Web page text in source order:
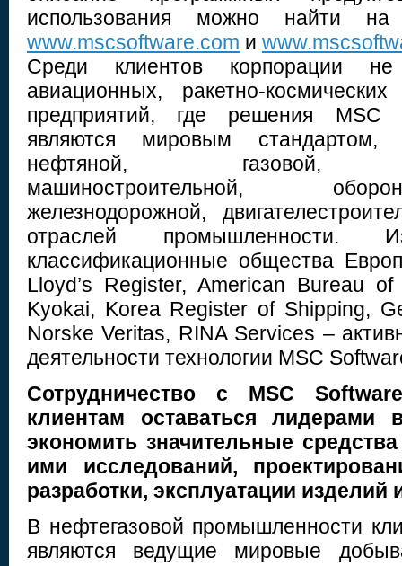
использования можно найти на
www.mscsoftware.com и
Среди клиентов корпорации не
авиационных, ракетно-
предприятий, где решения MSC
являются мировым
нефтяной, газовой,
машиностроительной,
железнодорожной,
отраслей промышленности.
классификационные общества
Lloyd’s Register, American Bureau
Kyokai, Korea Register of Shipping,
Norske Veritas, RINA Services –
деятельности технологии MSC
Сотрудничество с MSC
клиентам оставаться лидерами
экономить значительные
ими исследований,
разработки, эксплуатации изделий
В нефтегазовой промышленности
являются ведущие мировые